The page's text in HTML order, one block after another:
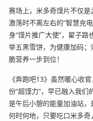
赛场上，米多奇馍片不仅
激荡时不离左右的“智慧充
身“馍片推广大使”，翟子
举五黑雪饼，为健康加码
脆营养一步到位！
《奔跑吧13》虽然暖心收
份“超馍力”，早已融入我们
是午后小憩的能量加油站
何时何地，只要吃口米多奇